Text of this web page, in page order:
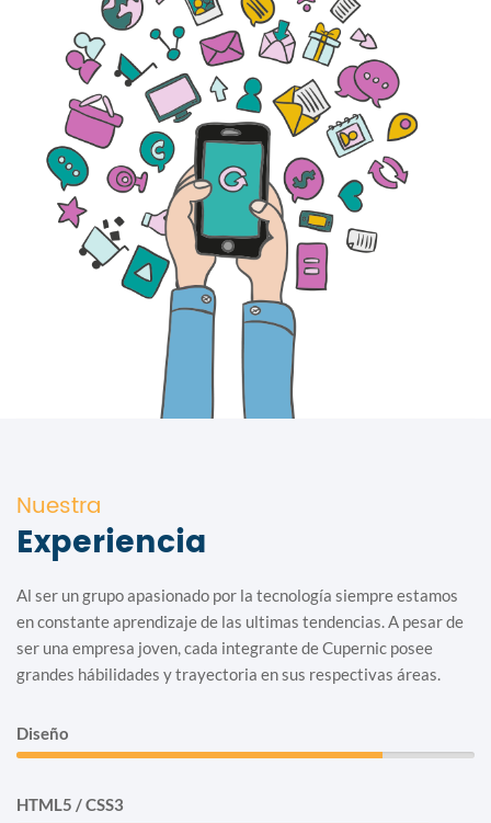
Nuestra
Experiencia
Al ser un grupo apasionado por la tecnología siempre estamos
en constante aprendizaje de las ultimas tendencias. A pesar de
ser una empresa joven, cada integrante de Cupernic posee
grandes hábilidades y trayectoria en sus respectivas áreas.
Diseño
80%
HTML5 / CSS3